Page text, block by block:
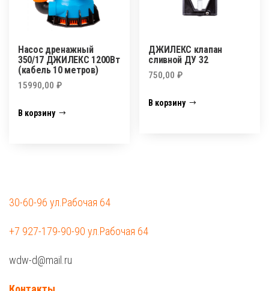
Насос дренажный
350/17 ДЖИЛЕКС 1200Вт
(кабель 10 метров)
15990,00 ₽
В корзину
ДЖИЛЕКС клапан
сливной ДУ 32
750,00₽
В корзину
30-60-96 ул.Рабочая 64
+7 927-179-90-90 ул.Рабочая 64
wdw-d@mail.ru